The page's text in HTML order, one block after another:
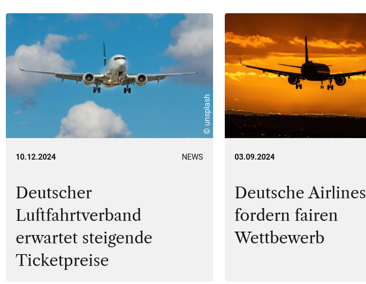
© unsplash
10.12.2024 NEWS
Deutscher
Luftfahrtverband
erwartet steigende
Ticketpreise
03.09.2024
Deutsche Airlines
fordern fairen
Wettbewerb